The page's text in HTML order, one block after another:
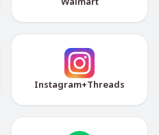
Instagram+Threads